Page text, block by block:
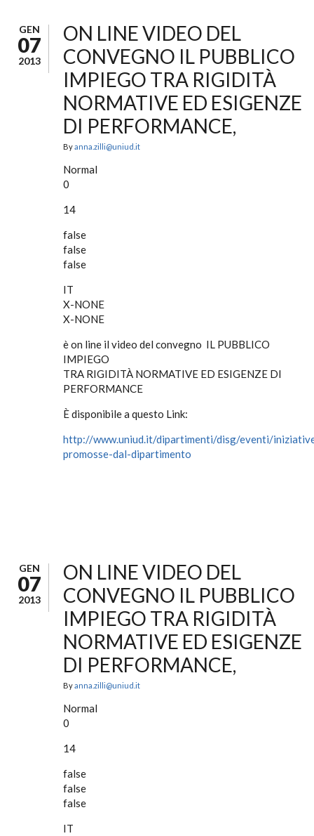
GEN
07
2013
ON LINE VIDEO DEL
CONVEGNO IL PUBBLICO
IMPIEGO TRA RIGIDITÀ
NORMATIVE ED ESIGENZE
DI PERFORMANCE,
Byanna.zilli@uniud.it
Normal
0
14
false
false
false
IT
X-NONE
X-NONE
è on line il video del convegno IL PUBBLICO
IMPIEGO
TRA RIGIDITÀ NORMATIVE ED ESIGENZE DI
PERFORMANCE
È disponibile a questo Link:
http://www.uniud.it/dipartimenti/disg/eventi/
promosse-dal-dipartimento
GEN
07
2013
ON LINE VIDEO DEL
CONVEGNO IL PUBBLICO
IMPIEGO TRA RIGIDITÀ
NORMATIVE ED ESIGENZE
DI PERFORMANCE,
Byanna.zilli@uniud.it
Normal
0
14
false
false
false
IT